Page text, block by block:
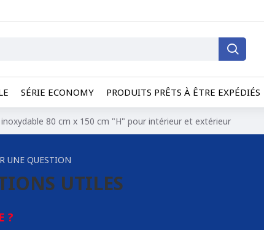
SÉRIE ECONOMY PRODUITS PRÊTS À ÊTRE EXPÉDIÉS
80 cm x 150 cm "H" pour intérieur et extérieur
UNE QUESTION
UTILES
?